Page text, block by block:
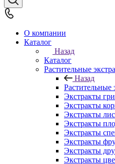
О компании
Каталог
Назад
Каталог
Растительные
Назад
Растительные
Экстракты
Экстракты
Экстракты
Экстракты
Экстракты
Экстракты
Экстракты
Экстракты